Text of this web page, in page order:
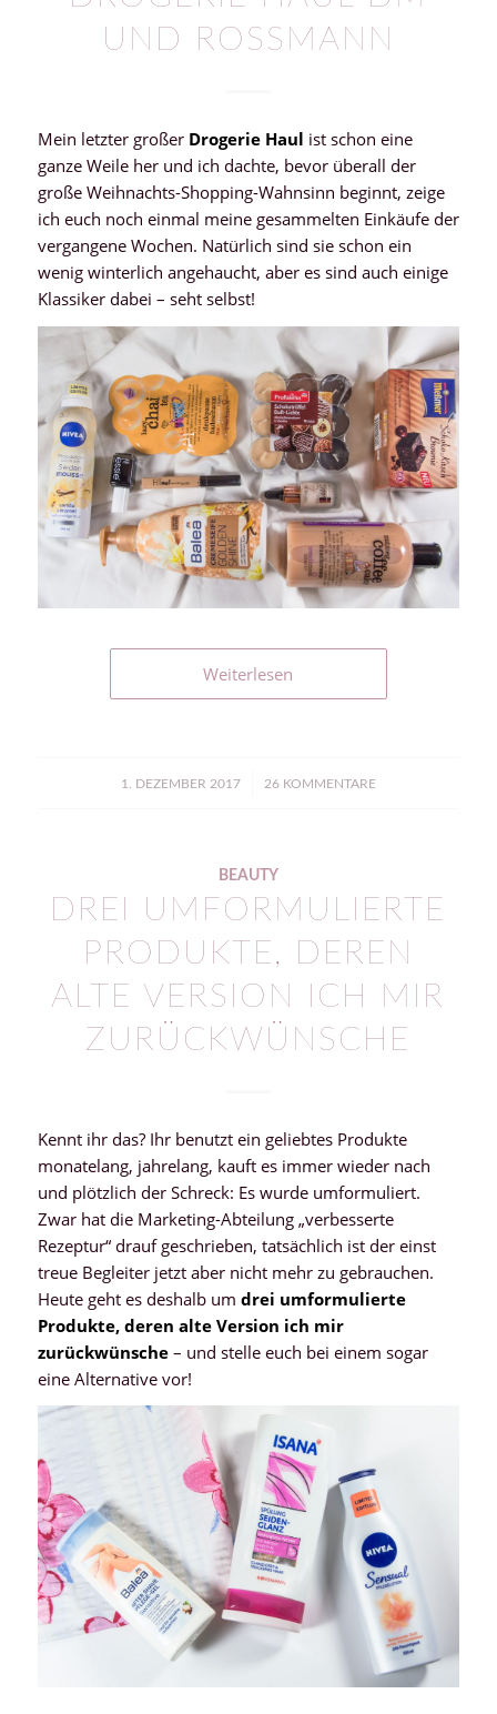
UND ROSSMANN
Mein letzter großer Drogerie Haul ist schon eine
ganze Weile her und ich dachte, bevor überall der
große Weihnachts-Shopping-Wahnsinn beginnt, zeige
ich euch noch einmal meine gesammelten Einkäufe der
vergangene Wochen. Natürlich sind sie schon ein
wenig winterlich angehaucht, aber es sind auch einige
Klassiker dabei – seht selbst!
Weiterlesen
1. DEZEMBER 2017
/ 26 KOMMENTARE
BEAUTY
DREI UMFORMULIERTE
PRODUKTE, DEREN
ALTE VERSION ICH MIR
ZURÜCKWÜNSCHE
Kennt ihr das? Ihr benutzt ein geliebtes Produkte
monatelang, jahrelang, kauft es immer wieder nach
und plötzlich der Schreck: Es wurde umformuliert.
Zwar hat die Marketing-Abteilung „verbesserte
Rezeptur“ drauf geschrieben, tatsächlich ist der einst
treue Begleiter jetzt aber nicht mehr zu gebrauchen.
Heute geht es deshalb um drei umformulierte
Produkte, deren alte Version ich mir
zurückwünsche– und stelle euch bei einem sogar
eine Alternative vor!